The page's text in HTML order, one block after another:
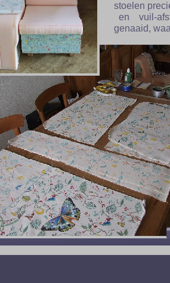
stoelen
en vuil-
genaaid,